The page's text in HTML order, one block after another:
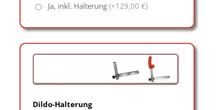
Ja, inkl. Halterung (+129,00 €)
Dildo-Halterung